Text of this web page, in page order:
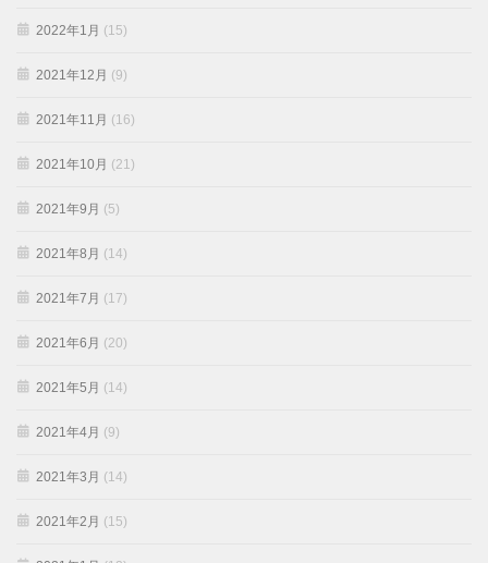
2022年1月 (15)
2021年12月 (9)
2021年11月 (16)
2021年10月 (21)
2021年9月 (5)
2021年8月 (14)
2021年7月 (17)
2021年6月 (20)
2021年5月 (14)
2021年4月 (9)
2021年3月 (14)
2021年2月 (15)